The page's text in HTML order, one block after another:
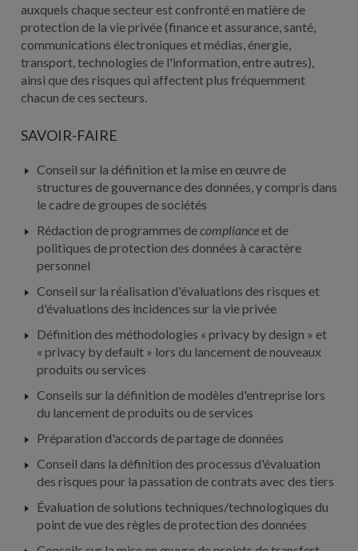
auxquels chaque secteur est confronté en matière de
protection de la vie privée (finance et assurance, santé,
communications électroniques et médias, énergie,
transport, technologies de l'information, entre autres),
ainsi que des risques qui affectent plus fréquemment
chacun de ces secteurs.
SAVOIR-FAIRE
Conseil sur la définition et la mise en œuvre de
structures de gouvernance des données, y compris dans
le cadre de groupes de sociétés
Rédaction de programmes decomplianceet de
politiques de protection des données à caractère
personnel
Conseil sur la réalisation d'évaluations des risques et
d'évaluations des incidences sur la vie privée
Définition des méthodologies « privacy by design » et
« privacy by default » lors du lancement de nouveaux
produits ou services
Conseils sur la définition de modèles d'entreprise lors
du lancement de produits ou de services
Préparation d'accords de partage de données
Conseil dans la définition des processus d'évaluation
des risques pour la passation de contrats avec des tiers
Évaluation de solutions techniques/technologiques du
point de vue des règles de protection des données